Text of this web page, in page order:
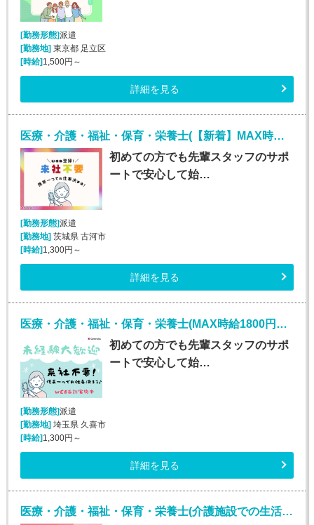
[勤務形態]派遣
[勤務地] 東京都 足立区
[時給] 1,500円～
詳細を見る
医療・介護・福祉・保育・栄養士(【新着】MAX時給1800円！介護施設での生活介助)
初めての方でも先輩スタッフのサポ
ートで安心して始…
[勤務形態]派遣
[勤務地] 茨城県 古河市
[時給] 1,300円～
詳細を見る
医療・介護・福祉・保育・栄養士(MAX時給1800円！介護施設での生活介助)
初めての方でも先輩スタッフのサポ
ートで安心して始…
[勤務形態]派遣
[勤務地]埼玉県 久喜市
[時給]1,300円～
詳細を見る
医療・介護・福祉・保育・栄養士(介護施設での生活介助(介護スタッフ)/川崎)